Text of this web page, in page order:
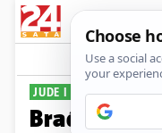
JUDE I JOBE
Braća